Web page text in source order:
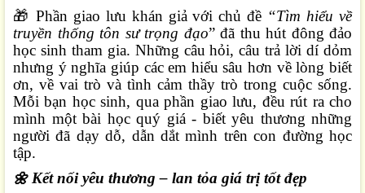
🎁 Phần giao lưu khán giả với chủ đề “Tìm hiểu về
truyền thống tôn sư trọng đạo” đã thu hút đông đảo
học sinh tham gia. Những câu hỏi, câu trả lời dí dỏm
nhưng ý nghĩa giúp các em hiểu sâu hơn về lòng biết
ơn, về vai trò và tình cảm thầy trò trong cuộc sống.
Mỗi bạn học sinh, qua phần giao lưu, đều rút ra cho
mình một bài học quý giá - biết yêu thương những
người đã dạy dỗ, dẫn dắt mình trên con đường học
tập.
🌼 Kết nối yêu thương – lan tỏa giá trị tốt đẹp